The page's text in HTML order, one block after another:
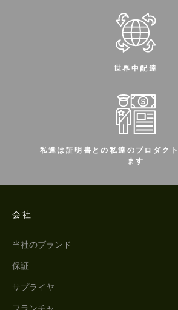
世界中配達
私達は証明書との私達のプロダク
ます
会社
当社のブランド
保証
サプライヤ